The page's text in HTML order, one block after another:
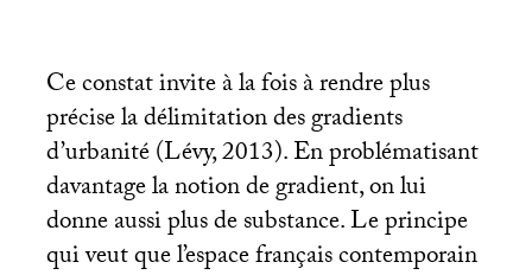
Ce constat invite à la fois à rendre plus
précise la délimitation des gradients
d’urbanité (Lévy, 2013). En problématisant
davantage la notion de gradient, on lui
donne aussi plus de substance. Le principe
qui veut que l’espace français contemporain